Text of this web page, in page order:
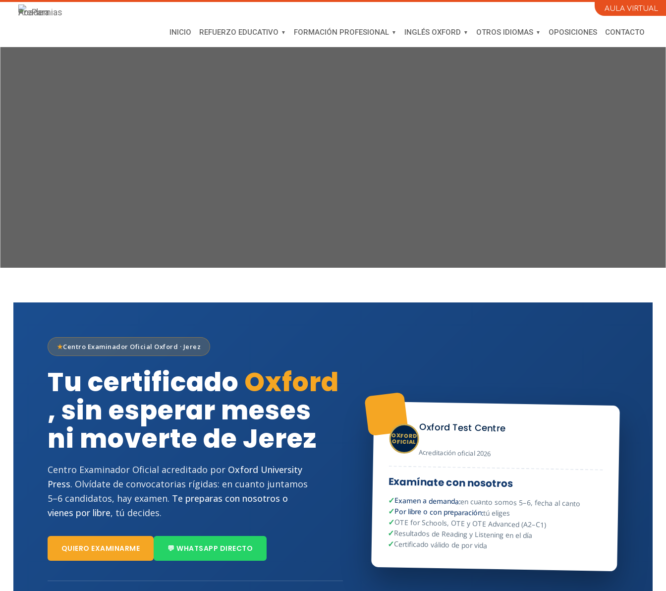
INICIO REFUERZO EDUCATIVO FORMACIÓN PROFESIONAL INGLÉS OXFORD OTROS IDIOMAS OPOSICIONES CONTACTO
AULA VIRTUAL
Centro Examinador Oficial Oxford · Jerez
Tu certificado Oxford
, sin esperar meses
ni moverte de Jerez
Centro Examinador Oficial acreditado por Oxford University
Press. Olvídate de convocatorias rígidas: en cuanto juntamos
5–6 candidatos, hay examen. Te preparas con nosotros o
vienes por libre, tú decides.
QUIERO EXAMINARME 💬 WHATSAPP DIRECTO
OXFORD
OFICIAL
Oxford Test Centre
Acreditación oficial 2026
Examínate con nosotros
Examen a demanda:en cuanto somos 5–6, fecha al canto
Por libre o con preparación:tú eliges
OTE for Schools, OTE y OTE Advanced (A2–C1)
Resultados de Reading y Listening en el día
Certificado válido de por vida